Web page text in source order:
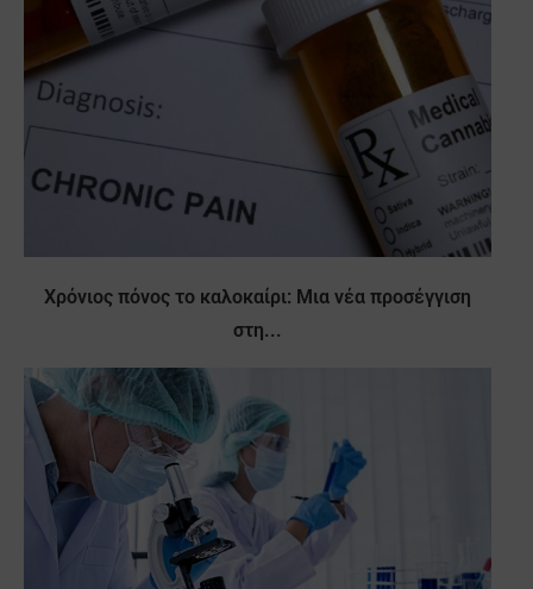
Χρόνιος πόνος το καλοκαίρι: Μια νέα προσέγγιση
στη...